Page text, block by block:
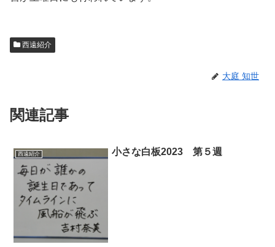
西遠紹介
大庭 知世
関連記事
西遠紹介 小さな白板2023 第５週